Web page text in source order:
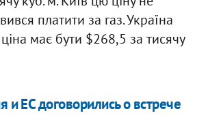
платити за газ. Україна
має бути $268,5 за тисячу
и ЕС договорились о встрече